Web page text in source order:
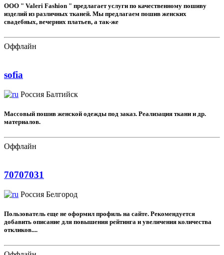
ООО " Valeri Fashion " предлагает услуги по качественному пошиву
изделий из различных тканей. Мы предлагаем пошив женских
свадебных, вечерних платьев, а так-же
Оффлайн
sofia
Россия Балтийск
Массовый пошив женской одежды под заказ. Реализация ткани и др.
материалов.
Оффлайн
70707031
Россия Белгород
Пользователь еще не оформил профиль на сайте. Рекомендуется
добавить описание для повышения рейтинга и увеличения количества
откликов....